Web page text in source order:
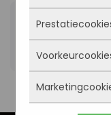
Geen
voldoen.
Deze cookies
überhaupt
kunnen niet
ze alleen
inloggen, een
zo instellen
Met deze
bezocht
komen en
kunnen we
Deze cookies
Bijvoorbeeld